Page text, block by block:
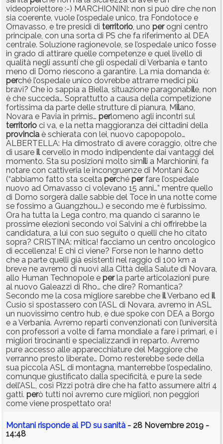
videoproiettore :-) MARCHIONINI: non si può dire che non
sia coerente, vuole l’ospedale unico, tra Fondotoce e
Ornavasso, e tre presidi di territorio, uno perogni centro
principale, con una sorta di PS che fa riferimento al DEA
centrale. Soluzione ragionevole, se l’ospedale unico fosse
in grado di attirare quelle competenze e quel livello di
qualità negli assunti che gli ospedali di Verbania e tanto
meno di Domo riescono a garantire. La mia domanda è:
perché l’ospedale unico dovrebbe attrarre medici più
bravi? Che io sappia a Biella, situazione paragonabile, non
è che succeda… Soprattutto a causa della competizione
fortissima da parte delle strutture di pianura, Milano,
Novara e Pavia in primis… perlomeno agli incontri sul
territorio ci va, e la netta maggioranza dei cittadini della
provincia è schierata con lei, nuovo capopopolo…
ALBERTELLA: Ha dimostrato di avere coraggio, oltre che
di usare ilcervello in modo indipendente dai vantaggi del
momento. Sta su posizioni molto simili a Marchionini, fa
notare con cattiveria le incongruenze di Montani &co
(“abbiamo fatto sta scelta perché perfare l’ospedale
nuovo ad Ornavasso ci volevano 15 anni…” mentre quello
di Domo sorgerà dalle sabbie del Toce in una notte come
se fossimo a Guangzhou…) e secondo me è furbissimo.
Ora ha tutta la Lega contro, ma quando ci saranno le
prossime elezioni secondo voi Salvini a chi offrirebbe la
candidatura, a lui con suo seguito o quelli che ho citato
sopra? CRISTINA: mitica! facciamo un centro oncologico
di eccellenza! E chi ci viene? Forse non le hanno detto
che a parte quelli già esistenti nel raggio di 100 km a
breve ne avremo di nuovi alla Città della Salute di Novara,
allo Human Technopole e perla parte articolazioni pure
al nuovo Galeazzi di Rho… che dire? Romantica?
Secondo me la cosa migliore sarebbe che ilVerbano ed il
Cusio si spostassero con l’ASL di Novara, avremo in ASL
un nuovissimo centro hub, e due spoke con DEA a Borgo
e a Verbania. Avremo reparti convenzionati con l’università
con professori a volte di fama mondiale a fare i primari, e i
migliori tirocinanti e specializzandi in reparto. Avremo
pure accesso alle apparecchiature del Maggiore che
verranno presto liberate… Domo resterebbe sede della
sua piccola ASL di montagna, manterrebbe l’ospedalino,
comunque giustificato dalla specificità, e pure la sede
dell’ASL, così Pizzi potrà dire che ha fatto assumere altri 4
gatti. però tutti noi avremo cure migliori, non peggiori
come viene prospettato ora!
Montani risponde al PD su sanità - 28 Novembre 2019 -
14:48